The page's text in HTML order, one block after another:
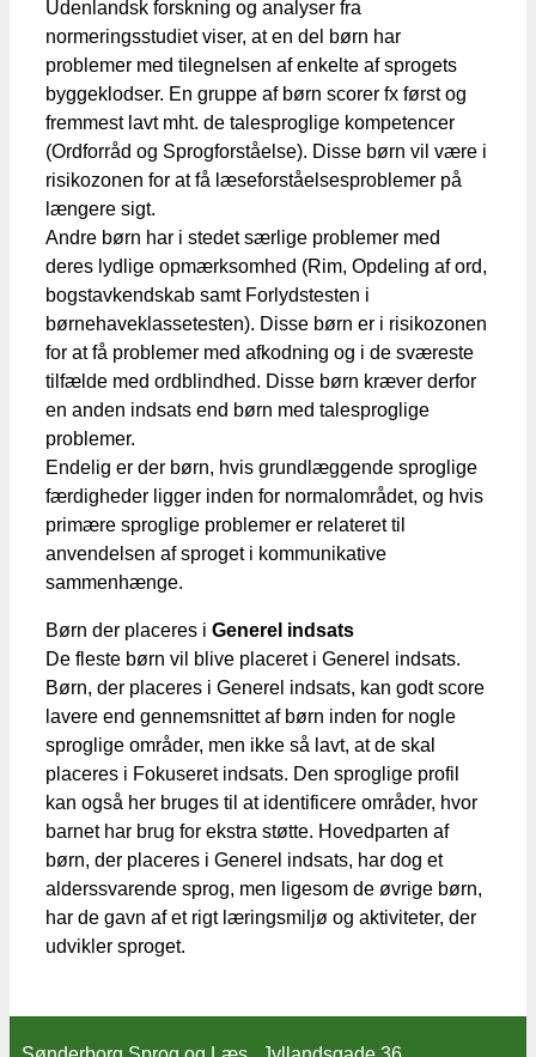
Udenlandsk forskning og analyser fra
normeringsstudiet viser, at en del børn har
problemer med tilegnelsen af enkelte af sprogets
byggeklodser. En gruppe af børn scorer fx først og
fremmest lavt mht. de talesproglige kompetencer
(Ordforråd og Sprogforståelse). Disse børn vil være i
risikozonen for at få læseforståelsesproblemer på
længere sigt.
Andre børn har i stedet særlige problemer med
deres lydlige opmærksomhed (Rim, Opdeling af ord,
bogstavkendskab samt Forlydstesten i
børnehaveklassetesten). Disse børn er i risikozonen
for at få problemer med afkodning og i de sværeste
tilfælde med ordblindhed. Disse børn kræver derfor
en anden indsats end børn med talesproglige
problemer.
Endelig er der børn, hvis grundlæggende sproglige
færdigheder ligger inden for normalområdet, og hvis
primære sproglige problemer er relateret til
anvendelsen af sproget i kommunikative
sammenhænge.
Børn der placeres i Generel indsats
De fleste børn vil blive placeret i Generel indsats.
Børn, der placeres i Generel indsats, kan godt score
lavere end gennemsnittet af børn inden for nogle
sproglige områder, men ikke så lavt, at de skal
placeres i Fokuseret indsats. Den sproglige profil
kan også her bruges til at identificere områder, hvor
barnet har brug for ekstra støtte. Hovedparten af
børn, der placeres i Generel indsats, har dog et
alderssvarende sprog, men ligesom de øvrige børn,
har de gavn af et rigt læringsmiljø og aktiviteter, der
udvikler sproget.